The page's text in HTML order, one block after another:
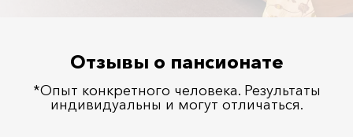
Отзывы о пансионате
*Опыт конкретного человека. Результаты
индивидуальны и могут отличаться.